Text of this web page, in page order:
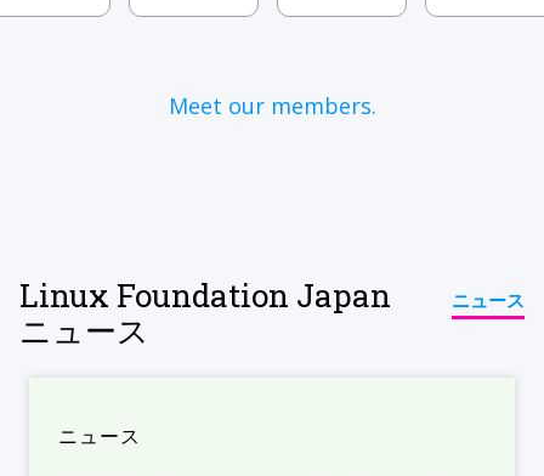
Meet our members.
Linux Foundation Japan
ニュース
ニュース
ニュース